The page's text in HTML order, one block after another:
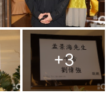
+3